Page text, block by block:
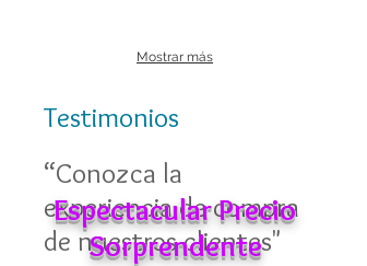
Mostrar más
Testimonios
“Conozca la
experiencia de compra
de nuestros clientes"
Espectacular Precio
Sorprendente